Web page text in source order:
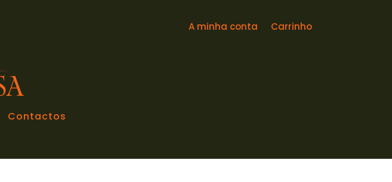
A minha conta Carrinho
Contactos